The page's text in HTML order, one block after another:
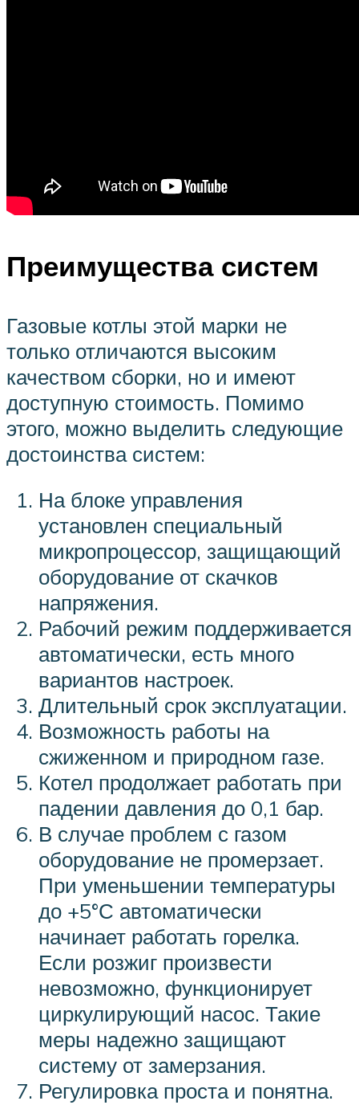
Преимущества систем
Газовые котлы этой марки не
только отличаются высоким
качеством сборки, но и имеют
доступную стоимость. Помимо
этого, можно выделить следующие
достоинства систем:
На блоке управления
установлен специальный
микропроцессор, защищающий
оборудование от скачков
напряжения.
Рабочий режим поддерживается
автоматически, есть много
вариантов настроек.
Длительный срок эксплуатации.
Возможность работы на
сжиженном и природном газе.
Котел продолжает работать при
падении давления до 0,1 бар.
В случае проблем с газом
оборудование не промерзает.
При уменьшении температуры
до +5°С автоматически
начинает работать горелка.
Если розжиг произвести
невозможно, функционирует
циркулирующий насос. Такие
меры надежно защищают
систему от замерзания.
Регулировка проста и понятна.